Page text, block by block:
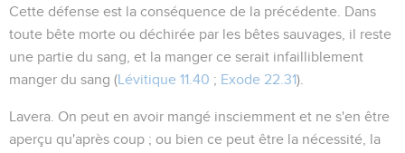
Cette défense est la conséquence de la précédente. Dans
toute bête morte ou déchirée par les bêtes sauvages, il reste
une partie du sang, et la manger ce serait infailliblement
manger du sang (Lévitique 11.40 ; Exode 22.31).
Lavera . On peut en avoir mangé insciemment et ne s'en être
aperçu qu'après coup ; ou bien ce peut être la nécessité, la